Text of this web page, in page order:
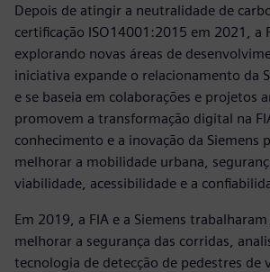
Depois de atingir a neutralidade de
certificação ISO14001:2015 em 2021, a
explorando novas áreas de
iniciativa expande o relacionamento da
e se baseia em colaborações e projetos
promovem a transformação digital na
conhecimento e a inovação da Siemens
melhorar a mobilidade urbana,
viabilidade, acessibilidade e a
Em 2019, a FIA e a Siemens
melhorar a segurança das corridas,
tecnologia de detecção de pedestres de